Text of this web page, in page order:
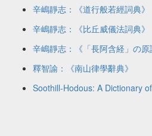
辛嶋靜志：《道行般若經詞典》
辛嶋靜志：《比丘威儀法詞典》
辛嶋靜志：《「長阿含経」の原
釋智諭：《南山律學辭典》
Soothill-Hodous: A Dictionary